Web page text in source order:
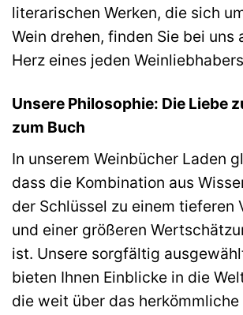
literarischen Werken, die sich
Wein drehen, finden Sie bei uns
Herz eines jeden
Unsere Philosophie: Die Liebe
zum Buch
In unserem Weinbücher Laden
dass die Kombination aus
der Schlüssel zu einem tieferen
und einer größeren
ist. Unsere sorgfältig
bieten Ihnen Einblicke in die
die weit über das herkömmliche